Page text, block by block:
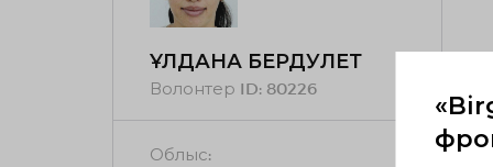
ҰЛДАНА БЕРДӘУЛЕТ
Волонтер ID: 80226
Облыс: